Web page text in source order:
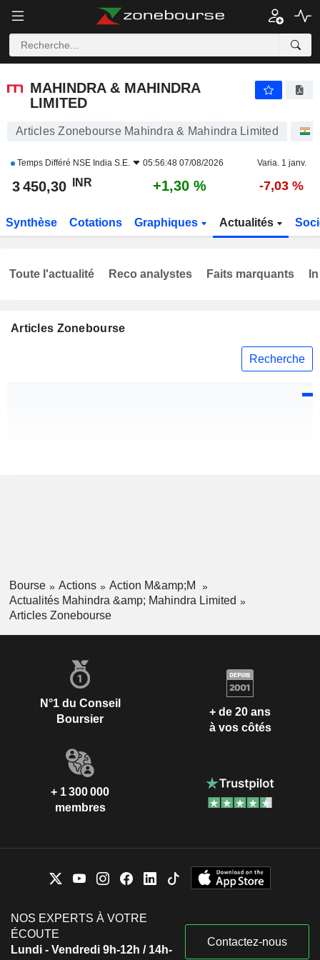
MAHINDRA & MAHINDRA
LIMITED
Articles Zonebourse Mahindra & Mahindra Limited
Temps Différé NSE India S.E. 05:56:48 07/08/2026 Varia. 1 janv.
3 450,30 INR +1,30 % -7,03 %
Synthèse Cotations Graphiques Actualités
Articles Zonebourse
Recherche
Toute l'actualité Reco analystes Faits marquants
Bourse Actions
Action M&amp;M
Actualités Mahindra &amp; Mahindra Limited
Articles Zonebourse
N°1 du Conseil
Boursier
+ de 20 ans
à vos côtés
+ 1 300 000
membres
NOS EXPERTS À VOTRE
ÉCOUTE
Lundi - Vendredi 9h-12h / 14h-
Contactez-nous